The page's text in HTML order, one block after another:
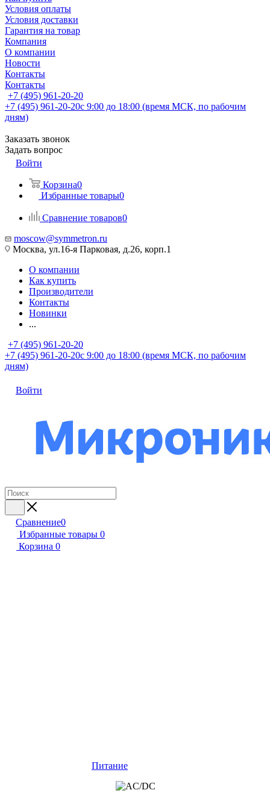
Условия оплаты
Условия доставки
Гарантия на товар
Компания
О компании
Новости
Контакты
Контакты
+7 (495) 961-20-20
+7 (495) 961-20-20с 9:00 до 18:00 (время МСК, по рабочим
дням)
Заказать звонок
Задать вопрос
Войти
Корзина0
Избранные товары0
Сравнение товаров0
moscow@symmetron.ru
Москва, ул.16-я Парковая, д.26, корп.1
О компании
Как купить
Производители
Контакты
Новинки
...
+7 (495) 961-20-20
+7 (495) 961-20-20с 9:00 до 18:00 (время МСК, по рабочим
дням)
Войти
Сравнение0
Избранные товары 0
Корзина 0
Питание